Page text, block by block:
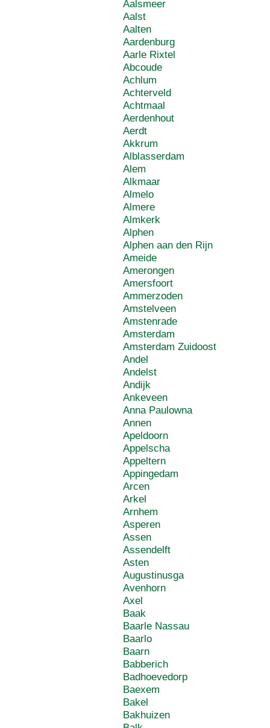
Aalsmeer
Aalst
Aalten
Aardenburg
Aarle Rixtel
Abcoude
Achlum
Achterveld
Achtmaal
Aerdenhout
Aerdt
Akkrum
Alblasserdam
Alem
Alkmaar
Almelo
Almere
Almkerk
Alphen
Alphen aan den Rijn
Ameide
Amerongen
Amersfoort
Ammerzoden
Amstelveen
Amstenrade
Amsterdam
Amsterdam Zuidoost
Andel
Andelst
Andijk
Ankeveen
Anna Paulowna
Annen
Apeldoorn
Appelscha
Appeltern
Appingedam
Arcen
Arkel
Arnhem
Asperen
Assen
Assendelft
Asten
Augustinusga
Avenhorn
Axel
Baak
Baarle Nassau
Baarlo
Baarn
Babberich
Badhoevedorp
Baexem
Bakel
Bakhuizen